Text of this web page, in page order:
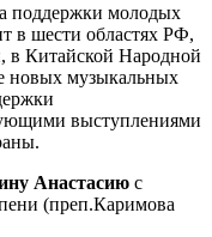
поддержки молодых
в шести областях РФ,
в Китайской Народной
новых музыкальных
выступлениями
Анастасию с
(преп.Каримова